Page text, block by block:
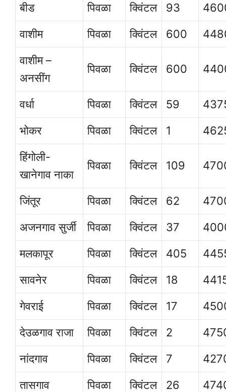
बीड
पिवळा क्विंटल 93
वाशीम
पिवळा क्विंटल 600
वाशीम –
अनसींग
पिवळा क्विंटल 600
वर्धा पिवळा क्विंटल 59
भोकर
पिवळा क्विंटल 1
हिंगोली-
खानेगाव नाका
पिवळा क्विंटल 109
जिंतूर पिवळा क्विंटल 62
अजनगाव सुर्जी
पिवळा क्विंटल 37
मलकापूर
पिवळा क्विंटल 405
सावनेर
पिवळा क्विंटल 18
गेवराई
पिवळा क्विंटल 17
देउळगाव राजा
पिवळा क्विंटल 2
नांदगाव
पिवळा क्विंटल 7
तासगाव
पिवळा क्विंटल 26